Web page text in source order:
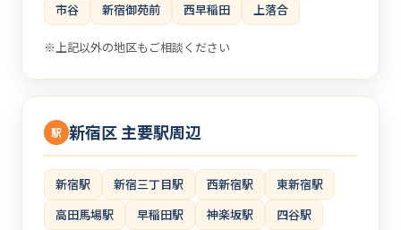
市谷
新宿御苑前 西早稲田 上落合
※上記以外の地区もご相談ください
駅 新宿区 主要駅周辺
新宿駅 新宿三丁目駅 西新宿駅
東新宿駅
高田馬場駅
早稲田駅 神楽坂駅
四谷駅